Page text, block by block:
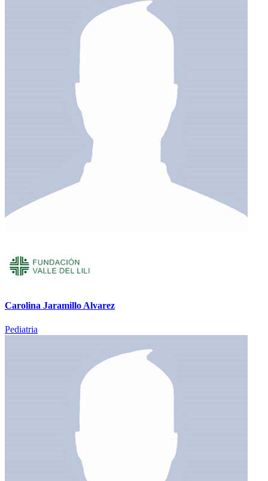
Carolina Jaramillo Alvarez
Pediatria